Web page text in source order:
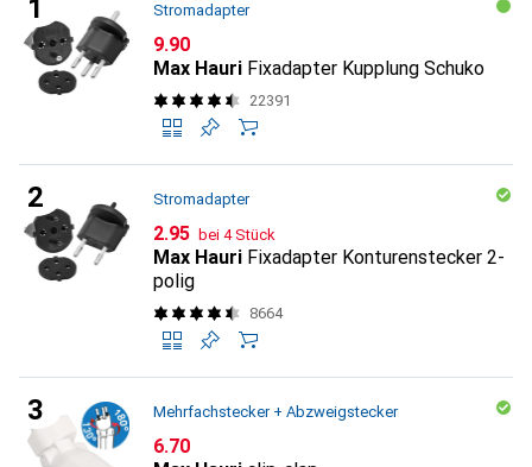
Stromadapter
CHF
9.90
Max Hauri Fixadapter Kupplung Schuko
22391
Stromadapter
CHF
2.95 bei 4 Stück
Max Hauri Fixadapter Konturenstecker 2-
polig
8664
Mehrfachstecker + Abzweigstecker
CHF
6.70